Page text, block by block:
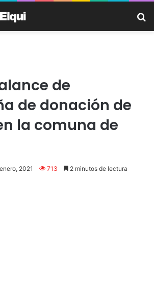
de
de donación de
la comuna de
2021 713 2 minutos de lectura